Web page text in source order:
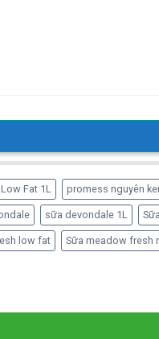
Fat 1L promess nguyên
sữa devondale 1L
low fat Sữa meadow fresh